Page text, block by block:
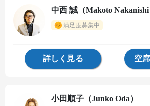
中西 誠（Makoto Nakanishi
満足度募集中
詳しく見る 空
小田順子（Junko Oda）